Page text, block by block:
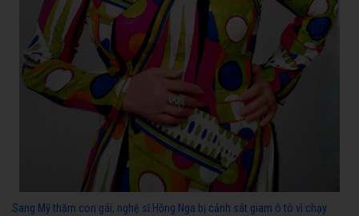
Sang Mỹ thăm con gái, nghệ sĩ Hồng Nga bị cảnh sát giam ô tô vì chạy